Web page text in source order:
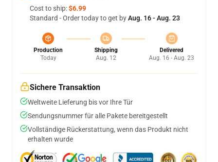
Cost to ship:$6.99
Standard - Order today to get byAug. 16 - Aug. 23
Production
Today
Shipping
Aug. 12
Delivered
Aug. 16 - Aug. 23
Sichere Transaktion
Weltweite Lieferung bis vor Ihre Tür
Sendungsnummer für alle Pakete bereitgestellt
Vollständige Rückerstattung, wenn das Produkt nicht
erhalten wurde